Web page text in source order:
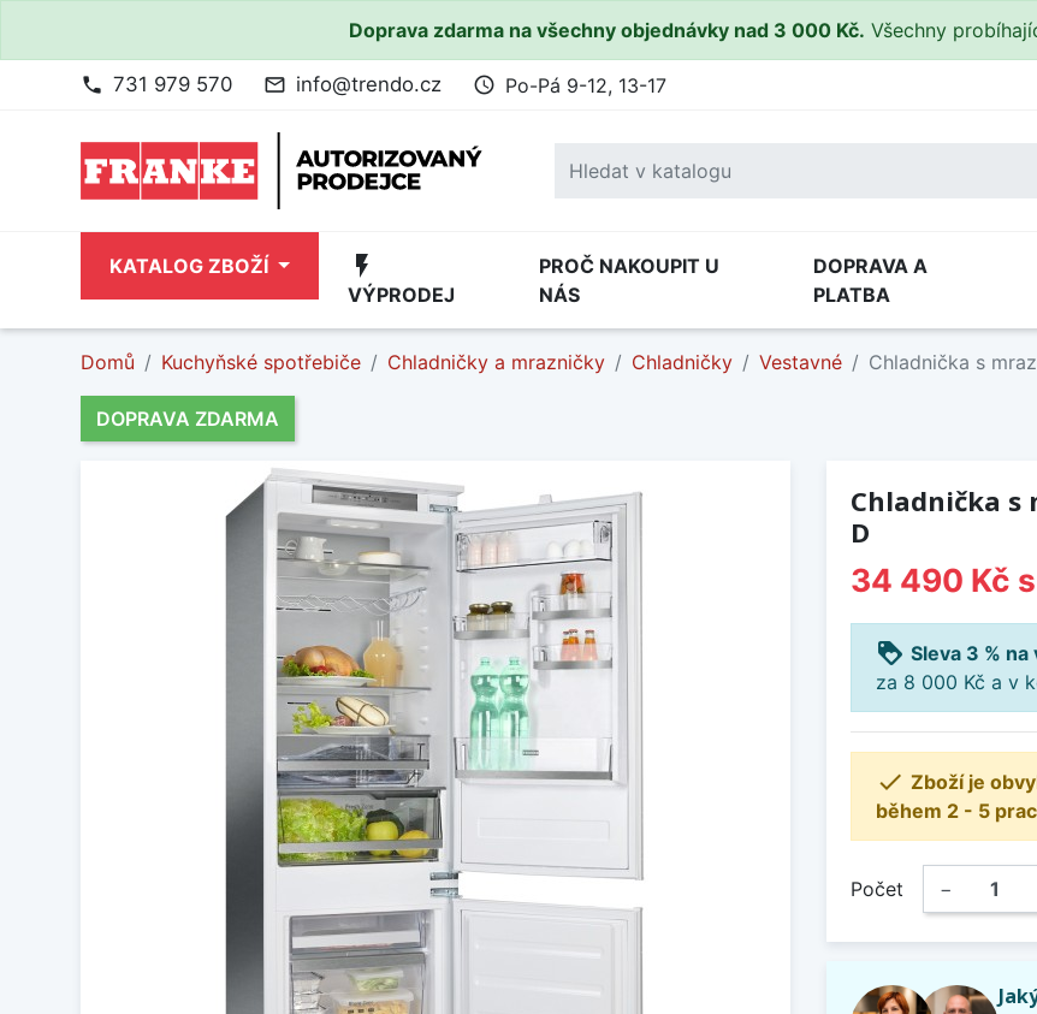
Doprava zdarma na všechny objednávky nad 3 000 Kč. Všechny
phone 731 979 570 mail_outline info@trendo.cz access_time Po-Pá 9-12, 13-17
KATALOG ZBOŽÍ flash_on
VÝPRODEJ
PROČ NAKOUPIT U
NÁS
DOPRAVA A
PLATBA
Domů Kuchyňské spotřebiče Chladničky a mrazničky Chladničky Vestavné Chladnička s
DOPRAVA ZDARMA
Chladnička s
D
34 490 Kč
loyalty Sleva 3 %
za 8 000 Kč a v
 Zboží je
během 2 - 5
Počet −